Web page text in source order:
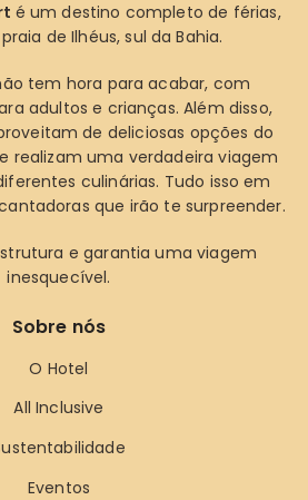
é um destino completo de férias,
de Ilhéus, sul da Bahia.
tem hora para acabar, com
adultos e crianças. Além disso,
de deliciosas opções do
realizam uma verdadeira viagem
culinárias. Tudo isso em
que irão te surpreender.
e garantia uma viagem
inesquecível.
Sobre nós
O Hotel
All Inclusive
Eventos